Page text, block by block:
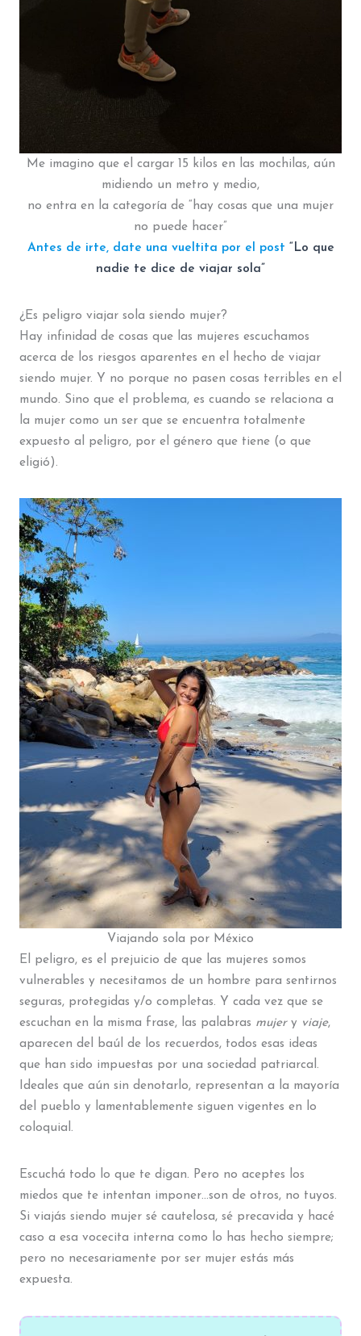
Me imagino que el cargar 15 kilos en las mochilas, aún
midiendo un metro y medio,
no entra en la categoría de “hay cosas que una mujer
no puede hacer”
Antes de irte, date una vueltita por el post “Lo que
nadie te dice de viajar sola”
¿Es peligro viajar sola siendo mujer?
Hay infinidad de cosas que las mujeres escuchamos
acerca de los riesgos aparentes en el hecho de viajar
siendo mujer. Y no porque no pasen cosas terribles en el
mundo. Sino que el problema, es cuando se relaciona a
la mujer como un ser que se encuentra totalmente
expuesto al peligro, por el género que tiene (o que
eligió).
Viajando sola por México
El peligro, es el prejuicio de que las mujeres somos
vulnerables y necesitamos de un hombre para sentirnos
seguras, protegidas y/o completas. Y cada vez que se
escuchan en la misma frase, las palabras mujery viaje,
aparecen del baúl de los recuerdos, todos esas ideas
que han sido impuestas por una sociedad patriarcal.
Ideales que aún sin denotarlo, representan a la mayoría
del pueblo y lamentablemente siguen vigentes en lo
coloquial.
Escuchá todo lo que te digan. Pero no aceptes los
miedos que te intentan imponer…son de otros, no tuyos.
Si viajás siendo mujer sé cautelosa, sé precavida y hacé
caso a esa vocecita interna como lo has hecho siempre;
pero no necesariamente por ser mujer estás más
expuesta.